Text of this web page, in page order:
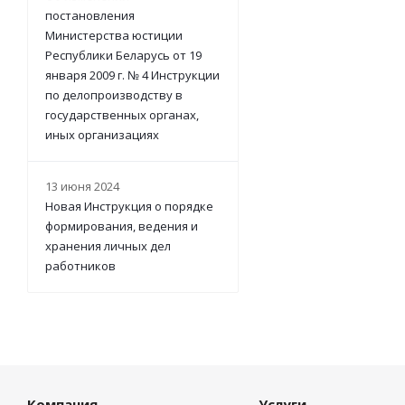
постановления
Министерства юстиции
Республики Беларусь от 19
января 2009 г. № 4 Инструкции
по делопроизводству в
государственных органах,
иных организациях
13 июня 2024
Новая Инструкция о порядке
формирования, ведения и
хранения личных дел
работников